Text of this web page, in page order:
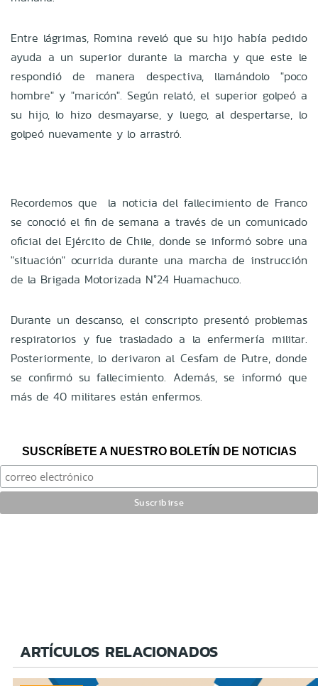
Entre lágrimas, Romina reveló que su hijo había pedido
ayuda a un superior durante la marcha y que este le
respondió de manera despectiva, llamándolo "poco
hombre" y "maricón". Según relató, el superior golpeó a
su hijo, lo hizo desmayarse, y luego, al despertarse, lo
golpeó nuevamente y lo arrastró.
Recordemos que la noticia del fallecimiento de Franco
se conoció el fin de semana a través de un comunicado
oficial del Ejército de Chile, donde se informó sobre una
"situación" ocurrida durante una marcha de instrucción
de la Brigada Motorizada N°24 Huamachuco.
Durante un descanso, el conscripto presentó problemas
respiratorios y fue trasladado a la enfermería militar.
Posteriormente, lo derivaron al Cesfam de Putre, donde
se confirmó su fallecimiento. Además, se informó que
más de 40 militares están enfermos.
SUSCRÍBETE A NUESTRO BOLETÍN DE NOTICIAS
ARTÍCULOS RELACIONADOS